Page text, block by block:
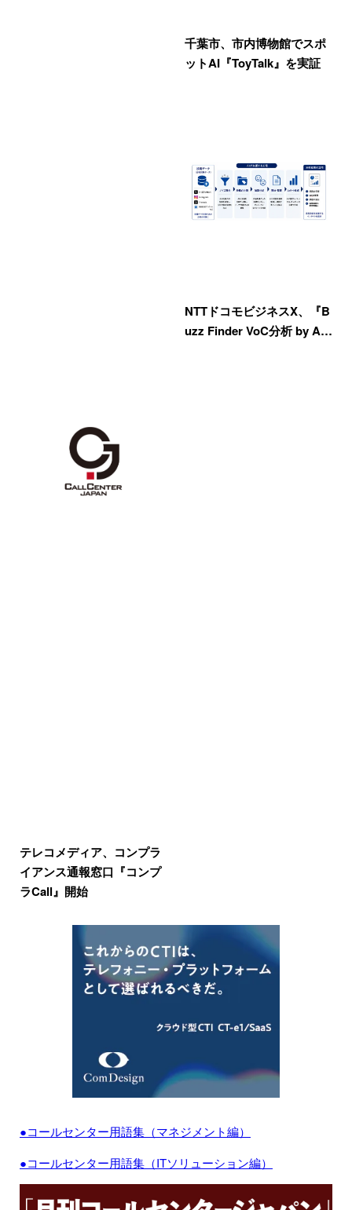
千葉市、市内博物館でスポ
ットAI『ToyTalk』を実証
テレコメディア、コンプラ
イアンス通報窓口『コンプ
ラCall』開始
NTTドコモビジネスX、『B
uzz Finder VoC分析 by A…
●コールセンター用語集（マネジメント編）
●コールセンター用語集（ITソリューション編）